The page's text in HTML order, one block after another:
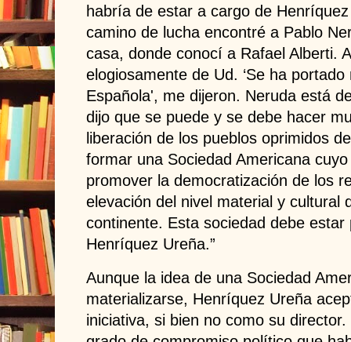
habría de estar a cargo de
camino de lucha encontré a Pablo
casa, donde conocí a Rafael Alberti.
elogiosamente de Ud. ‘Se ha
Española', me dijeron. Neruda está
dijo que se puede y se debe hacer
liberación de los pueblos oprimidos
formar una Sociedad Americana
promover la democratización de los
elevación del nivel material y cultural
continente. Esta sociedad debe estar
Henríquez Ureña.”
Aunque la idea de una Sociedad
materializarse, Henríquez Ureña
iniciativa, si bien no como su